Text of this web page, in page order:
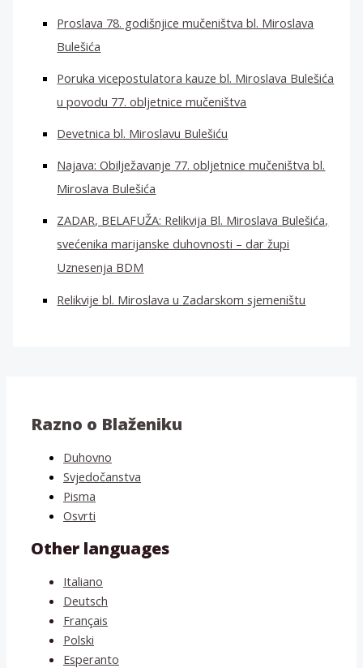
Proslava 78. godišnjice mučeništva bl. Miroslava
Bulešića
Poruka vicepostulatora kauze bl. Miroslava Bulešića
u povodu 77. obljetnice mučeništva
Devetnica bl. Miroslavu Bulešiću
Najava: Obilježavanje 77. obljetnice mučeništva bl.
Miroslava Bulešića
ZADAR, BELAFUŽA: Relikvija Bl. Miroslava Bulešića,
svećenika marijanske duhovnosti – dar župi
Uznesenja BDM
Relikvije bl. Miroslava u Zadarskom sjemeništu
Razno o Blaženiku
Duhovno
Svjedočanstva
Pisma
Osvrti
Other languages
Italiano
Deutsch
Français
Polski
Esperanto